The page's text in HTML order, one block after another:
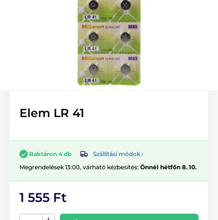
Elem LR 41
Raktáron 4 db
Szállítási módok ›
Megrendelések 13:00, várható kézbesítés: Önnél hétfőn 8. 10.
1 555 Ft